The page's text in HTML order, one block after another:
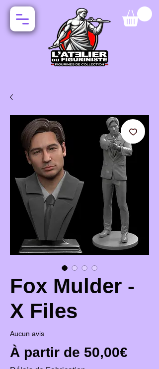
Fox Mulder -
X Files
Aucun avis
À partir de 50,00€